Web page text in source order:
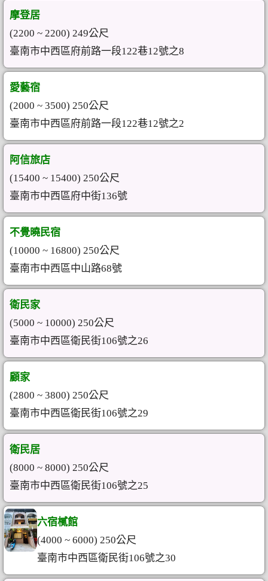
摩登居
(2200 ~ 2200) 249公尺
臺南市中西區府前路一段122巷12號之8
愛藝宿
(2000 ~ 3500) 250公尺
臺南市中西區府前路一段122巷12號之2
阿信旅店
(15400 ~ 15400) 250公尺
臺南市中西區府中街136號
不覺曉民宿
(10000 ~ 16800) 250公尺
臺南市中西區中山路68號
衛民家
(5000 ~ 10000) 250公尺
臺南市中西區衛民街106號之26
顧家
(2800 ~ 3800) 250公尺
臺南市中西區衛民街106號之29
衛民居
(8000 ~ 8000) 250公尺
臺南市中西區衛民街106號之25
六宿樲館
(4000 ~ 6000) 250公尺
臺南市中西區衛民街106號之30